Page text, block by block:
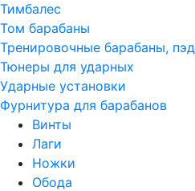
Тимбалес
Том барабаны
Тренировочные барабаны,
Тюнеры для ударных
Ударные установки
Фурнитура для барабанов
Винты
Лаги
Ножки
Обода